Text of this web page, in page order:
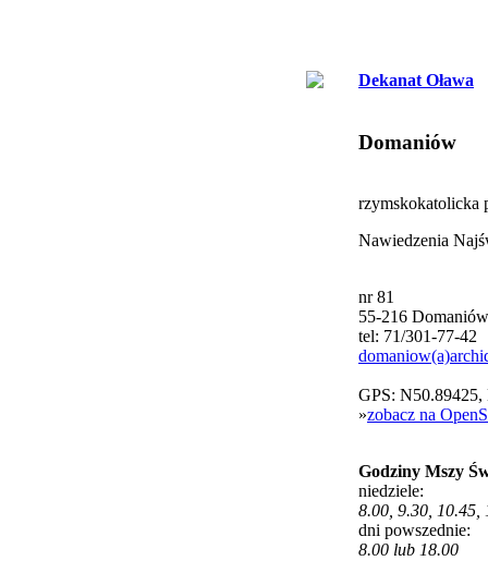
Dekanat Oława
Domaniów
rzymskokatolicka
Nawiedzenia
nr 81
55-216 Domaniów
tel: 71/301-77-42
GPS: N50.89425,
»zobacz na
Godziny Mszy
niedziele:
8.00, 9.30, 10.45,
dni powszednie:
8.00 lub 18.00